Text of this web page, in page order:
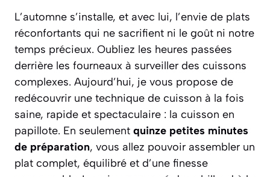
L’automne s’installe, et avec lui, l’envie de plats
réconfortants qui ne sacrifient ni le goût ni notre
temps précieux. Oubliez les heures passées
derrière les fourneaux à surveiller des cuissons
complexes. Aujourd’hui, je vous propose de
redécouvrir une technique de cuisson à la fois
saine, rapide et spectaculaire : la cuisson en
papillote. En seulement quinze petites minutes
de préparation, vous allez pouvoir assembler un
plat complet, équilibré et d’une finesse